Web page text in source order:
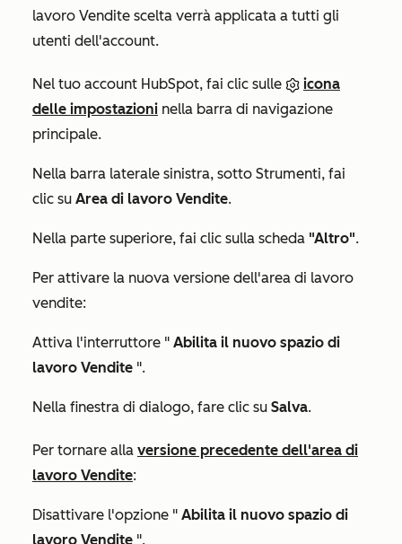
lavoro Vendite scelta verrà applicata a tutti gli
utenti dell'account.
Nel tuo account HubSpot, fai clic sulle
icona
delle impostazioni nella barra di navigazione
principale.
Nella barra laterale sinistra, sotto Strumenti, fai
clic su Area di lavoro Vendite.
Nella parte superiore, fai clic sulla scheda "Altro".
Per attivare la nuova versione dell'area di lavoro
vendite:
Attiva l'interruttore " Abilita il nuovo spazio di
lavoro Vendite ".
Nella finestra di dialogo, fare clic su Salva.
Per tornare alla versione precedente dell'area di
lavoro Vendite:
Disattivare l'opzione " Abilita il nuovo spazio di
lavoro Vendite ".